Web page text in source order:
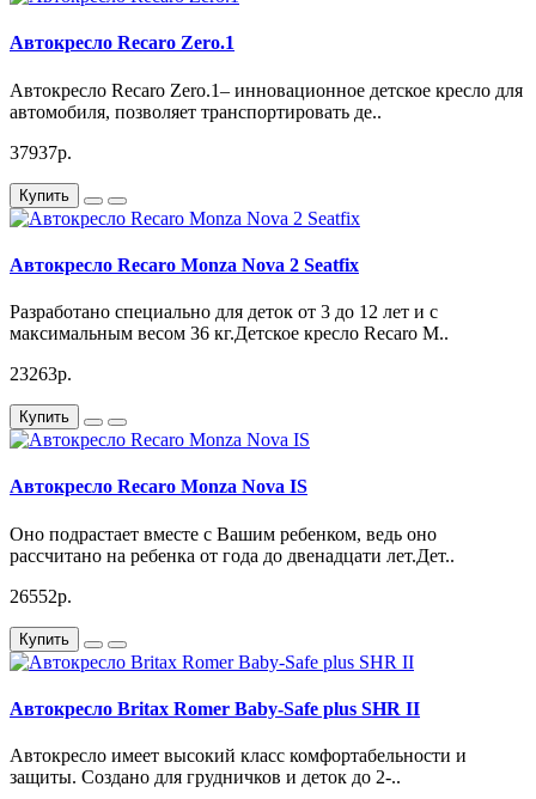
Автокресло Recaro Zero.1
Автокресло Recaro Zero.1– инновационное детское кресло для
автомобиля, позволяет транспортировать де..
37937р.
Купить
Автокресло Recaro Monza Nova 2 Seatfix
Разработано специально для деток от 3 до 12 лет и с
максимальным весом 36 кг.Детское кресло Recaro M..
23263р.
Купить
Автокресло Recaro Monza Nova IS
Оно подрастает вместе с Вашим ребенком, ведь оно
рассчитано на ребенка от года до двенадцати лет.Дет..
26552р.
Купить
Автокресло Britax Romer Baby-Safe plus SHR II
Автокресло имеет высокий класс комфортабельности и
защиты. Создано для грудничков и деток до 2-..